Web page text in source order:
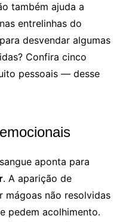
também ajuda a
entrelinhas do
desvendar algumas
Confira cinco
pessoais — desse
aponta para
. A aparição de
mágoas não resolvidas
pedem acolhimento.